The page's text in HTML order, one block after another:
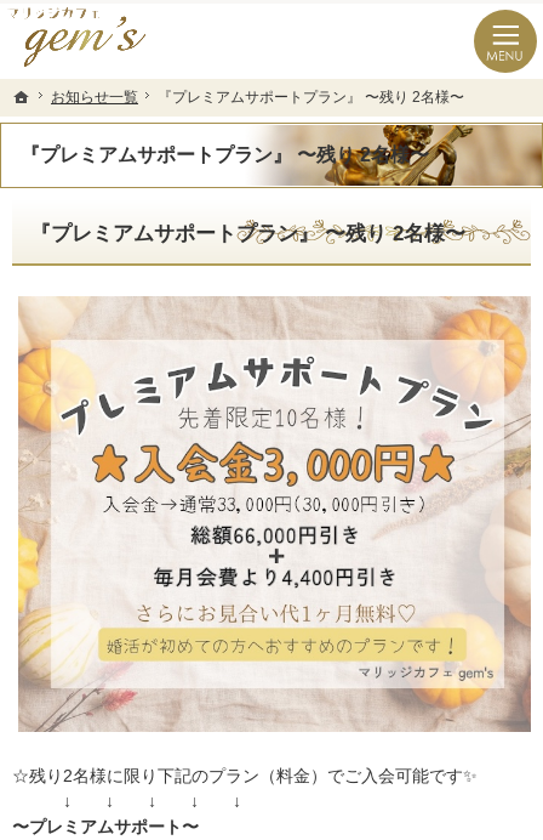
ホーム
お知らせ一覧 『プレミアムサポートプラン』 〜残り 2名様〜
『プレミアムサポートプラン』 〜残り 2名様〜
長崎県の婚活なら結婚相談所のマリッジカフェgem’ｓ（ジェムズ）
長崎県長崎市の結婚相談所マリッジカフェgem's(ジェムズ)
『プレミアムサポートプラン』 〜残り 2名様〜
☆残り2名様に限り下記のプラン（料金）でご入会可能です✨
↓ ↓ ↓ ↓ ↓
〜プレミアムサポート〜
ホーム
お知らせ一覧 『プレミアムサポートプラン』 〜残り 2名様〜